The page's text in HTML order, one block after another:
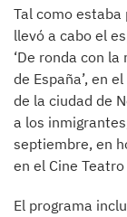
Tal como estaba
llevó a cabo el
‘De ronda con
de España’, en
de la ciudad de
a los
septiembre, en
en el Cine
El programa